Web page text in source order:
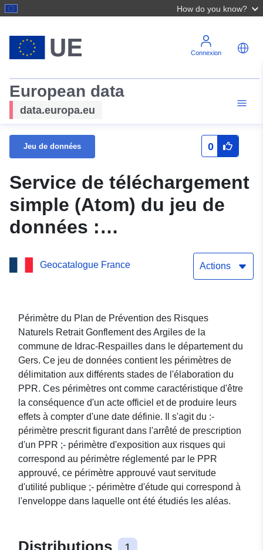
How do you know?
Connexion
European data
data.europa.eu
Jeu de données 0
Service de téléchargement
simple (Atom) du jeu de
données :
Geocatalogue France Actions
Périmètre du Plan de Prévention des Risques
Naturels Retrait Gonflement des Argiles de la
commune de Idrac-Respailles dans le département du
Gers. Ce jeu de données contient les périmètres de
délimitation aux différents stades de l'élaboration du
PPR. Ces périmètres ont comme caractéristique d'être
la conséquence d'un acte officiel et de produire leurs
effets à compter d'une date définie. Il s'agit du :-
périmètre prescrit figurant dans l'arrêté de prescription
d'un PPR ;- périmètre d'exposition aux risques qui
correspond au périmètre réglementé par le PPR
approuvé, ce périmètre approuvé vaut servitude
d'utilité publique ;- périmètre d'étude qui correspond à
l'enveloppe dans laquelle ont été étudiés les aléas.